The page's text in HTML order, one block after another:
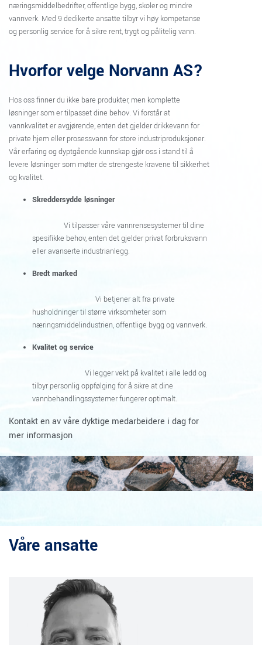
næringsmiddelbedrifter, offentlige bygg, skoler og mindre
vannverk. Med 9 dedikerte ansatte tilbyr vi høy kompetanse
og personlig service for å sikre rent, trygt og pålitelig vann.
Hvorfor velge Norvann AS?
Hos oss finner du ikke bare produkter, men komplette
løsninger som er tilpasset dine behov. Vi forstår at
vannkvalitet er avgjørende, enten det gjelder drikkevann for
private hjem eller prosessvann for store industriproduksjoner.
Vår erfaring og dyptgående kunnskap gjør oss i stand til å
levere løsninger som møter de strengeste kravene til sikkerhet
og kvalitet.
Skreddersydde løsninger
Vi tilpasser våre vannrensesystemer til dine
spesifikke behov, enten det gjelder privat forbruksvann
eller avanserte industrianlegg.
Bredt marked
Vi betjener alt fra private
husholdninger til større virksomheter som
næringsmiddelindustrien, offentlige bygg og vannverk.
Kvalitet og service
Vi legger vekt på kvalitet i alle ledd og
tilbyr personlig oppfølging for å sikre at dine
vannbehandlingssystemer fungerer optimalt.
Kontakt en av våre dyktige medarbeidere i dag for
mer informasjon
Våre ansatte